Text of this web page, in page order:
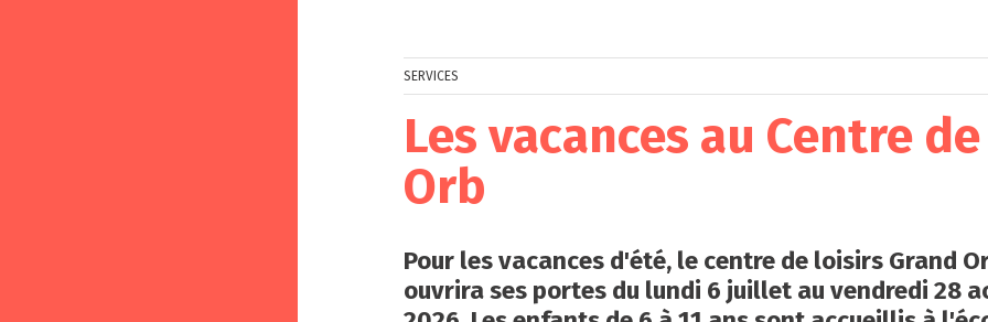
SERVICES
Les vacances au Centre
Orb
Pour les vacances d'été, le centre de loisirs Grand
ouvrira ses portes du lundi 6 juillet au vendredi 28